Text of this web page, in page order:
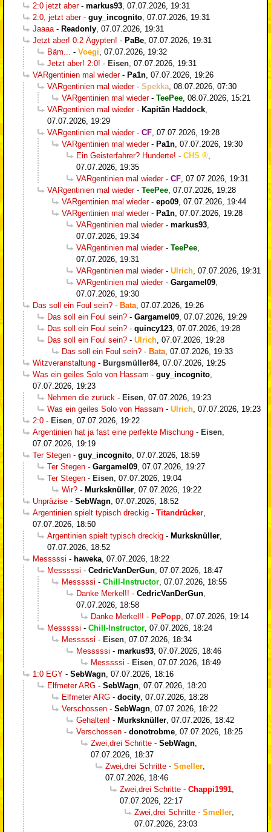
2:0 jetzt aber- markus93 07.07.2026, 19:31
2:0, jetzt aber- guy_incognito 07.07.2026, 19:31
Jaaaa - Readonly 07.07.2026, 19:31
Jetzt aber! 0:2 Ägypten! - PaBe 07.07.2026, 19:31
Bäm...
- Voegi 07.07.2026, 19:32
Jetzt aber! 2:0! - Eisen 07.07.2026, 19:31
VARgentinien mal wieder- Pa1n 07.07.2026, 19:26
VARgentinien mal wieder- Spekka 08.07.2026, 07:30
VARgentinien mal wieder- TeePee 08.07.2026, 15:21
VARgentinien mal wieder- Kapitän Haddock
07.07.2026, 19:29
VARgentinien mal wieder- CF 07.07.2026, 19:28
VARgentinien mal wieder- Pa1n 07.07.2026, 19:30
Ein Geisterfahrer? Hunderte! - CHS
07.07.2026, 19:35
VARgentinien mal wieder- CF 07.07.2026, 19:31
VARgentinien mal wieder- TeePee 07.07.2026, 19:28
VARgentinien mal wieder- epo09 07.07.2026, 19:44
VARgentinien mal wieder- Pa1n 07.07.2026, 19:28
VARgentinien mal wieder- markus93
07.07.2026, 19:34
VARgentinien mal wieder- TeePee
07.07.2026, 19:31
VARgentinien mal wieder- Ulrich 07.07.2026, 19:31
VARgentinien mal wieder- Gargamel09
07.07.2026, 19:30
Das soll ein Foul sein? - Bata 07.07.2026, 19:26
Das soll ein Foul sein? - Gargamel09 07.07.2026, 19:29
Das soll ein Foul sein? - quincy123 07.07.2026, 19:28
Das soll ein Foul sein? - Ulrich 07.07.2026, 19:28
Das soll ein Foul sein? - Bata 07.07.2026, 19:33
Witzveranstaltung - Burgsmüller84, 07.07.2026, 19:25
Was ein geiles Solo von Hassam - guy_incognito
07.07.2026, 19:23
Nehmen die zurück - Eisen 07.07.2026, 19:23
Was ein geiles Solo von Hassam - Ulrich 07.07.2026, 19:23
2:0 - Eisen 07.07.2026, 19:22
Argentinien hat ja fast eine perfekte Mischung - Eisen
07.07.2026, 19:19
Ter Stegen - guy_incognito 07.07.2026, 18:59
Ter Stegen - Gargamel09 07.07.2026, 19:27
Ter Stegen - Eisen 07.07.2026, 19:04
Wir? - Murksknüller 07.07.2026, 19:22
Unpräzise - SebWagn 07.07.2026, 18:52
Argentinien spielt typisch dreckig - Titandrücker
07.07.2026, 18:50
Argentinien spielt typisch dreckig - Murksknüller
07.07.2026, 18:52
Messsssi - haweka 07.07.2026, 18:22
Messsssi - CedricVanDerGun 07.07.2026, 18:47
Messsssi - Chill-Instructor 07.07.2026, 18:55
Danke Merkel!! - CedricVanDerGun
07.07.2026, 18:58
Danke Merkel!! - PePopp 07.07.2026, 19:14
Messsssi - Chill-Instructor 07.07.2026, 18:24
Messsssi - Eisen 07.07.2026, 18:34
Messsssi - markus93 07.07.2026, 18:46
Messsssi - Eisen 07.07.2026, 18:49
1:0 EGY - SebWagn 07.07.2026, 18:16
Elfmeter ARG - SebWagn 07.07.2026, 18:20
Elfmeter ARG - docity 07.07.2026, 18:28
Verschossen - SebWagn 07.07.2026, 18:22
Gehalten! - Murksknüller 07.07.2026, 18:42
Verschossen - donotrobme 07.07.2026, 18:25
Zwei,drei Schritte - SebWagn
07.07.2026, 18:37
Zwei,drei Schritte - Smeller
07.07.2026, 18:46
Zwei,drei Schritte - Chappi1991
07.07.2026, 22:17
Zwei,drei Schritte - Smeller
07.07.2026, 23:03